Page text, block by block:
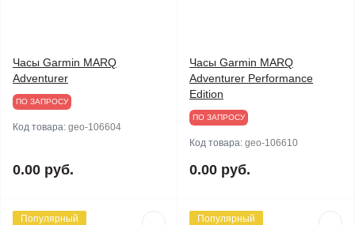
Часы Garmin MARQ
Adventurer
ПО ЗАПРОСУ
Код товара: geo-106604
0.00 руб.
Часы Garmin MARQ
Adventurer Performance
Edition
ПО ЗАПРОСУ
Код товара: geo-106610
0.00 руб.
Популярный Популярный